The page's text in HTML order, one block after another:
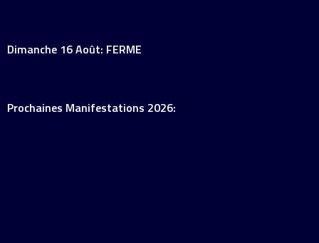
Dimanche 16 Août: FERME
Prochaines Manifestations 2026: